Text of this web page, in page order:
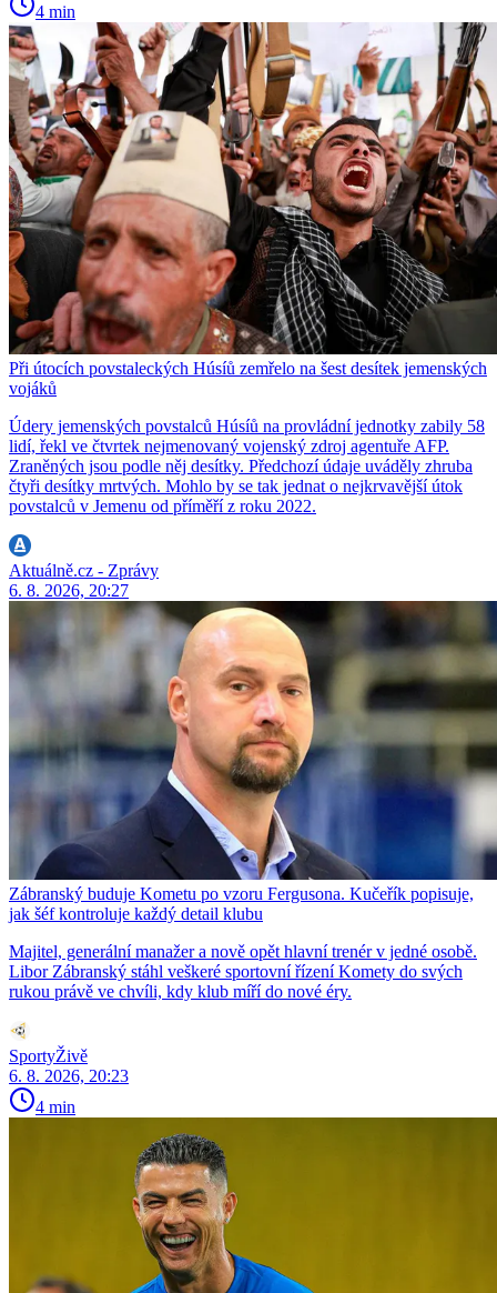
4 min
Při útocích povstaleckých Húsíů zemřelo na šest desítek jemenských
vojáků
Údery jemenských povstalců Húsíů na provládní jednotky zabily 58
lidí, řekl ve čtvrtek nejmenovaný vojenský zdroj agentuře AFP.
Zraněných jsou podle něj desítky. Předchozí údaje uváděly zhruba
čtyři desítky mrtvých. Mohlo by se tak jednat o nejkrvavější útok
povstalců v Jemenu od příměří z roku 2022.
Aktuálně.cz - Zprávy
6. 8. 2026, 20:27
Zábranský buduje Kometu po vzoru Fergusona. Kučeřík popisuje,
jak šéf kontroluje každý detail klubu
Majitel, generální manažer a nově opět hlavní trenér v jedné osobě.
Libor Zábranský stáhl veškeré sportovní řízení Komety do svých
rukou právě ve chvíli, kdy klub míří do nové éry.
SportyŽivě
6. 8. 2026, 20:23
4 min